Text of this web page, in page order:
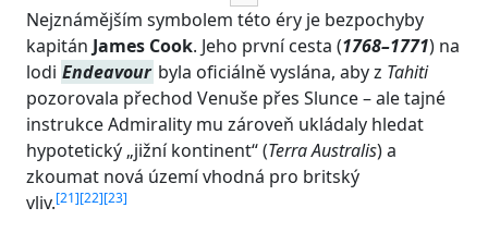
Nejznámějším symbolem této éry je bezpochyby
kapitán James Cook. Jeho první cesta (1768–1771) na
lodi Endeavour byla oficiálně vyslána, aby z Tahiti
pozorovala přechod Venuše přes Slunce – ale tajné
instrukce Admirality mu zároveň ukládaly hledat
hypotetický „jižní kontinent“ (Terra Australis) a
zkoumat nová území vhodná pro britský
vliv.[21][22][23]